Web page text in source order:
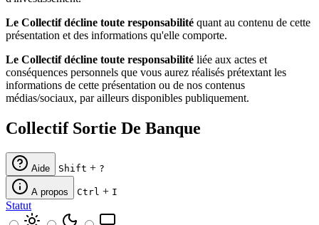
Le Collectif décline toute responsabilité quant au contenu de cette
présentation et des informations qu'elle comporte.
Le Collectif décline toute responsabilité liée aux actes et
conséquences personnels que vous aurez réalisés prétextant les
informations de cette présentation ou de nos contenus
médias/sociaux, par ailleurs disponibles publiquement.
Collectif Sortie De Banque
Aide Shift + ?
A propos Ctrl + I
Statut